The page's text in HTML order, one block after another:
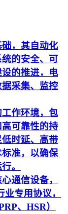
，其自动化
的安全、可
的推进，电
采集、监控
作环境，包
可靠性的持
时延、高带
准，以确保
。
通信设备，
专用协议，
、HSR）